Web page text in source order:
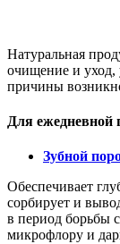
Натуральная
очищение и уход,
причины
Для ежедневной
Зубной
Обеспечивает
сорбирует и
в период борьбы
микрофлору и